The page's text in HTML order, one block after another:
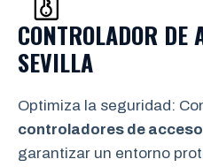
CONTROLADOR DE
SEVILLA
Optimiza la seguridad:
controladores de
garantizar un entorno